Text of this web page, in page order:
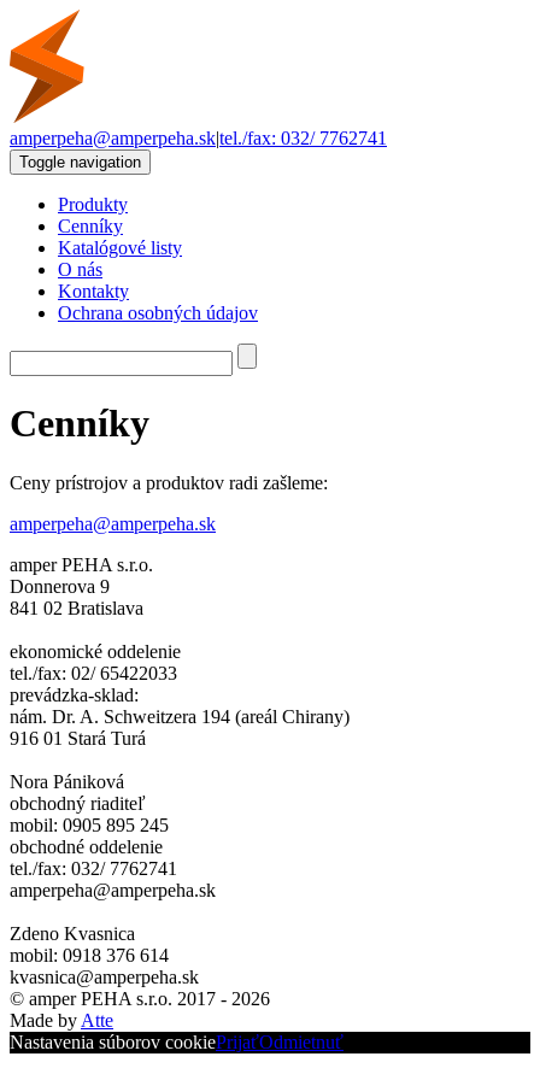
amperpeha@amperpeha.sk|tel./fax: 032/ 7762741
Toggle navigation
Produkty
Cenníky
Katalógové listy
O nás
Kontakty
Ochrana osobných údajov
Cenníky
Ceny prístrojov a produktov radi zašleme:
amperpeha@amperpeha.sk
amper PEHA s.r.o.
Donnerova 9
841 02 Bratislava
ekonomické oddelenie
tel./fax: 02/ 65422033
prevádzka-sklad:
nám. Dr. A. Schweitzera 194 (areál Chirany)
916 01 Stará Turá
Nora Pániková
obchodný riaditeľ
mobil: 0905 895 245
obchodné oddelenie
tel./fax: 032/ 7762741
amperpeha@amperpeha.sk
Zdeno Kvasnica
mobil: 0918 376 614
kvasnica@amperpeha.sk
© amper PEHA s.r.o. 2017 - 2026
Made by Atte
Nastavenia súborov cookiePrijaťOdmietnuť